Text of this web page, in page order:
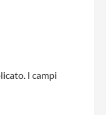
I campi